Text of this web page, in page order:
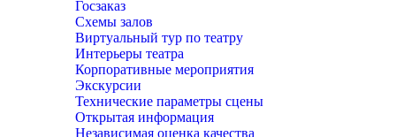
Госзаказ
Схемы залов
Виртуальный тур по театру
Интерьеры театра
Корпоративные мероприятия
Экскурсии
Технические параметры сцены
Открытая информация
Независимая оценка качества